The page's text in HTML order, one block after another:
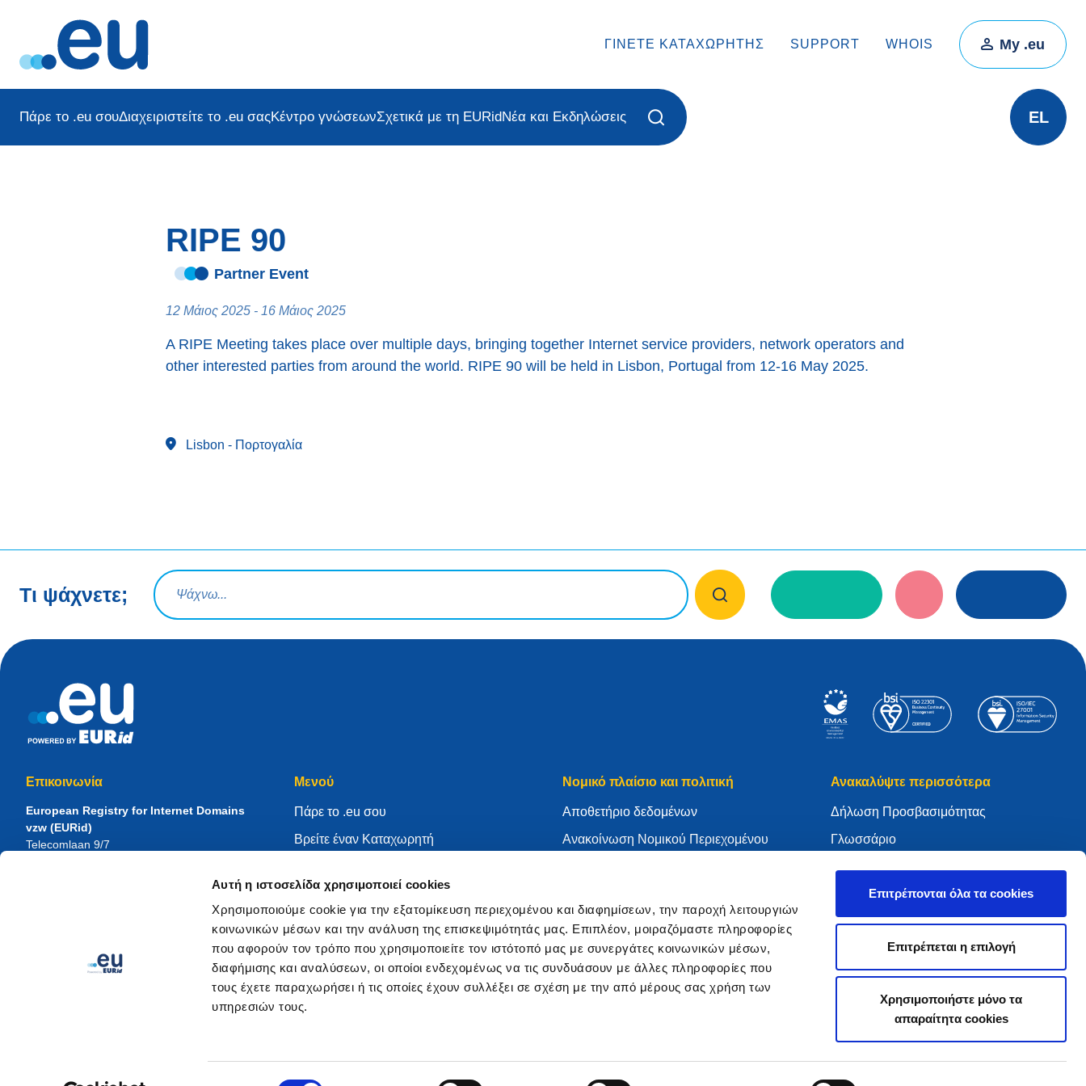
Αυτή η ιστοσελίδα χρησιμοποιεί cookies
Χρησιμοποιούμε cookie για την εξατομίκευση περιεχομένου και διαφημίσεων, την παροχή λειτουργιών
κοινωνικών μέσων και την ανάλυση της επισκεψιμότητάς μας. Επιπλέον, μοιραζόμαστε πληροφορίες
που αφορούν τον τρόπο που χρησιμοποιείτε τον ιστότοπό μας με συνεργάτες κοινωνικών μέσων,
διαφήμισης και αναλύσεων, οι οποίοι ενδεχομένως να τις συνδυάσουν με άλλες πληροφορίες που
τους έχετε παραχωρήσει ή τις οποίες έχουν συλλέξει σε σχέση με την από μέρους σας χρήση των
υπηρεσιών τους.
Επιτρέπονται όλα τα cookies
Επιτρέπεται η επιλογή
Χρησιμοποιήστε μόνο τα
απαραίτητα cookies
ΓΊΝΕΤΕ ΚΑΤΑΧΩΡΗΤΉΣ SUPPORT WHOIS My .eu
Πάρε το .eu σουΔιαχειριστείτε το .eu σαςΚέντρο γνώσεωνΣχετικά με τη EURidΝέα και Εκδηλώσεις EL
RIPE 90
Partner Event
12 Μάιος 2025 - 16 Μάιος 2025
A RIPE Meeting takes place over multiple days, bringing together Internet service providers, network operators and
other interested parties from around the world. RIPE 90 will be held in Lisbon, Portugal from 12-16 May 2025.
Lisbon - Πορτογαλία
Τι ψάχνετε;
Ερώτηση αναζήτησης
Επικοινωνία
European Registry for Internet Domains
vzw (EURid)
Telecomlaan 9/7
RPR Brussel – VAT BE 0864.240.405
Αιτήματα από τον τύπο:
Μενού
Πάρε το .eu σου
Βρείτε έναν Καταχωρητή
Κέντρο γνώσεων
Σχετικά με τη EURid
Γίνετε καταχωρητής
Νομικό πλαίσιο και πολιτική
Aποθετήριο δεδομένων
Ανακοίνωση Νομικού Περιεχομένου
Πολιτική για cookies
Articles of Association
EURid Responsible Disclosure Policy
Ανακαλύψτε περισσότερα
Δήλωση Προσβασιμότητας
Γλωσσάριο